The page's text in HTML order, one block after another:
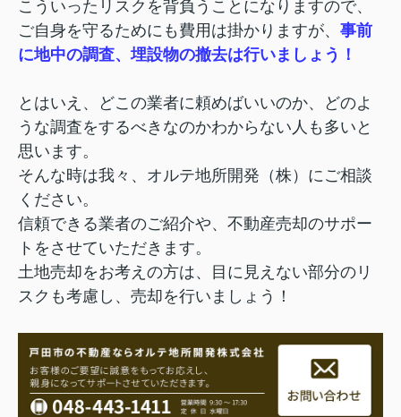
こういったリスクを背負うことになりますので、
ご自身を守るためにも費用は掛かりますが、 事前
に地中の調査、埋設物の撤去は行いましょう！
とはいえ、どこの業者に頼めばいいのか、どのよ
うな調査をするべきなのかわからない人も多いと
思います。
そんな時は我々、オルテ地所開発（株）にご相談
ください。
信頼できる業者のご紹介や、不動産売却のサポー
トをさせていただきます。
土地売却をお考えの方は、目に見えない部分のリ
スクも考慮し、売却を行いましょう！